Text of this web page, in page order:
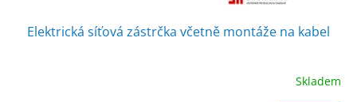
Elektrická síťová zástrčka včetně montáže na kabel
Skladem